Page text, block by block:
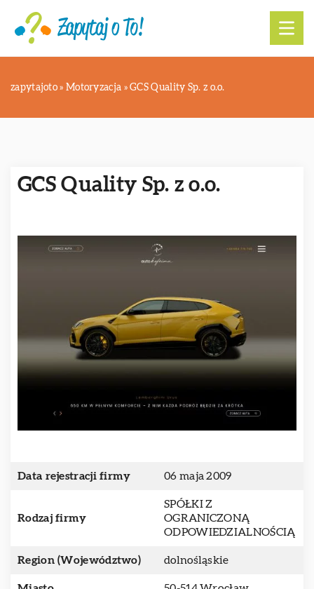
zapytajoto » Motoryzacja »GCS Quality Sp. z o.o.
GCS Quality Sp. z o.o.
Data rejestracji firmy 06 maja 2009
Rodzaj firmy
SPÓŁKI Z
OGRANICZONĄ
ODPOWIEDZIALNOŚCIĄ
Region (Województwo) dolnośląskie